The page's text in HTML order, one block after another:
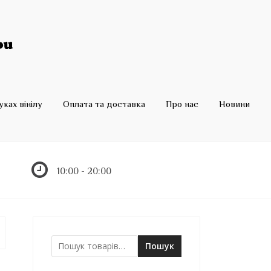
вінілу Оплата та доставка Про нас Новини
10:00 - 20:00
Ш
Пошук